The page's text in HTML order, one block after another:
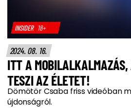
INSIDER 18+
2024. 08. 16.
ITT A MOBILALKALMAZÁS,
TESZI AZ ÉLETET!
Dömötör Csaba friss videóban
újdonságról.